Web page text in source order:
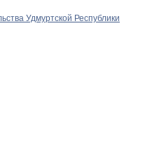
Удмуртской Республики